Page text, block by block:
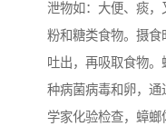
泄物如：大便、痰
粉和糖类食物。摄
吐出，再吸取食物
种病菌病毒和卵，
学家化验检查，蟑